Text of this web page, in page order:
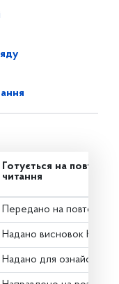
Готується на
читання
Передано на повторне
Надано висновок
Надано для